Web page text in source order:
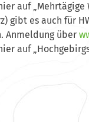
auf „Mehrtägige
gibt es auch für
Anmeldung über
auf